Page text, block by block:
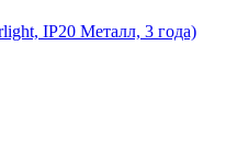
IP20 Металл, 3 года)